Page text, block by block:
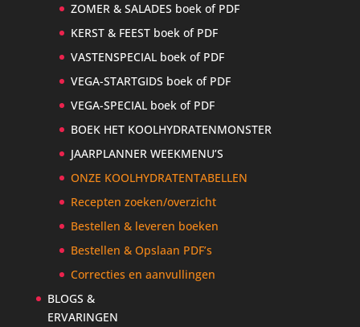
ZOMER & SALADES boek of PDF
KERST & FEEST boek of PDF
VASTENSPECIAL boek of PDF
VEGA-STARTGIDS boek of PDF
VEGA-SPECIAL boek of PDF
BOEK HET KOOLHYDRATENMONSTER
JAARPLANNER WEEKMENU’S
ONZE KOOLHYDRATENTABELLEN
Recepten zoeken/overzicht
Bestellen & leveren boeken
Bestellen & Opslaan PDF’s
Correcties en aanvullingen
BLOGS &
ERVARINGEN